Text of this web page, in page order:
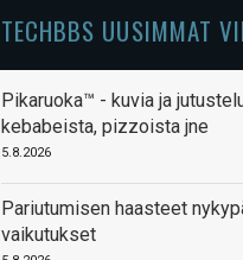
TECHBBS UUSIMMAT
Pikaruoka™ - kuvia ja
kebabeista, pizzoista jne
5.8.2026
Pariutumisen haasteet
vaikutukset